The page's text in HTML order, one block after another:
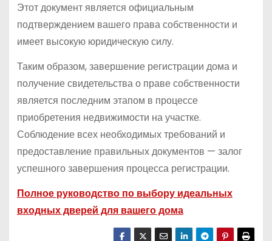
Этот документ является официальным
подтверждением вашего права собственности и
имеет высокую юридическую силу.
Таким образом, завершение регистрации дома и
получение свидетельства о праве собственности
является последним этапом в процессе
приобретения недвижимости на участке.
Соблюдение всех необходимых требований и
предоставление правильных документов — залог
успешного завершения процесса регистрации.
Полное руководство по выбору идеальных
входных дверей для вашего дома